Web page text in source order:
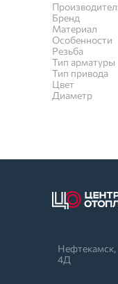
Бренд
Материал
Особенности
Резьба
Тип арматуры
Тип привода
Цвет
Диаметр
4Д